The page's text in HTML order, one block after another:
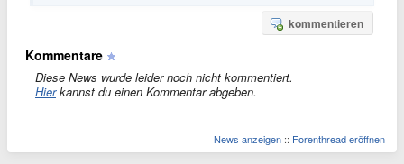
kommentieren
Kommentare
Diese News wurde leider noch nicht kommentiert.
Hierkannst du einen Kommentar abgeben.
News anzeigen :: Forenthread eröffnen